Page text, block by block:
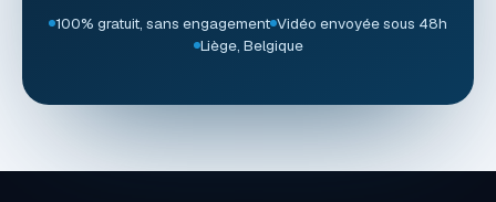
100% gratuit, sans engagement Vidéo envoyée sous 48h
Liège, Belgique